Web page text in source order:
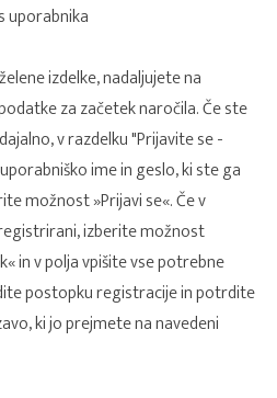
uporabnika
izdelke, nadaljujete na
za začetek naročila. Če ste
v razdelku "Prijavite se -
ime in geslo, ki ste ga
možnost »Prijavi se«. Če v
izberite možnost
in v polja vpišite vse potrebne
postopku registracije in potrdite
ki jo prejmete na navedeni